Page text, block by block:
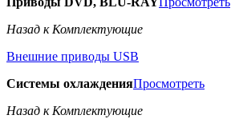
Назад к Комплектующие
Внешние приводы USB
Системы охлажденияПросмотреть
Назад к Комплектующие